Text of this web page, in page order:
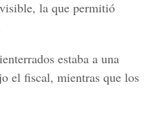
la que permitió
estaba a una
el fiscal, mientras que los